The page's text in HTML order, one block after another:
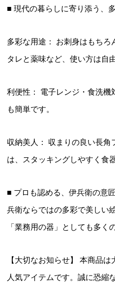
■ 現代の暮らしに寄り添う、
多彩な用途： お刺身はもちろ
タレと薬味など、使い方は自
利便性： 電子レンジ・食洗機
も簡単です。
収納美人： 収まりの良い長角
は、スタッキングしやすく食
■ プロも認める、伊兵衛の意
兵衛ならではの多彩で美しい
「業務用の器」としても多く
【大切なお知らせ】 本商品
人気アイテムです。誠に恐縮